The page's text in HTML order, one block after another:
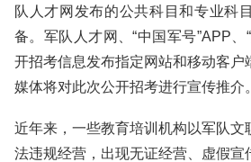
队人才网发布的公共科目和专业科
备。军队人才网、“中国军号”APP、
开招考信息发布指定网站和移动客户
媒体将对此次公开招考进行宣传推介。
近年来，一些教育培训机构以军队文
法违规经营，出现无证经营、虚假宣